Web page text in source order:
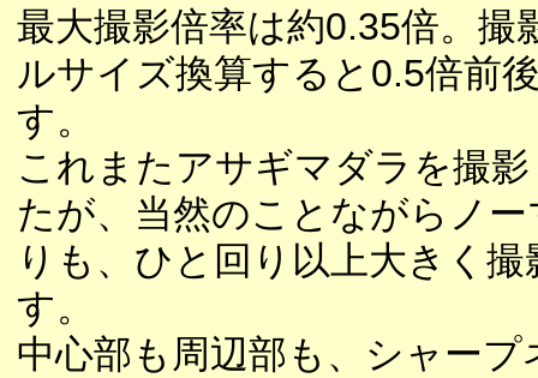
最大撮影倍率は約0.35倍。撮
ルサイズ換算すると0.5倍前
す。
これまたアサギマダラを撮
たが、当然のことながらノ
りも、ひと回り以上大きく
す。
中心部も周辺部も、シャープ